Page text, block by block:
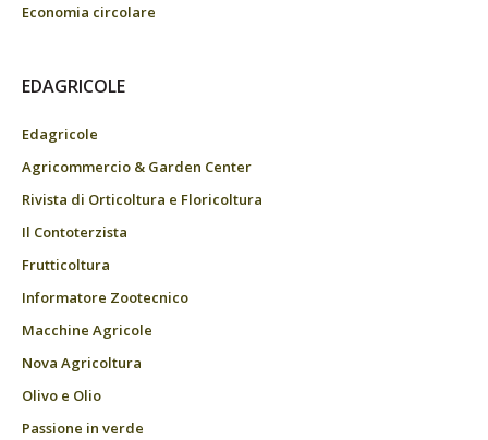
Economia circolare
EDAGRICOLE
Edagricole
Agricommercio & Garden Center
Rivista di Orticoltura e Floricoltura
Il Contoterzista
Frutticoltura
Informatore Zootecnico
Macchine Agricole
Nova Agricoltura
Olivo e Olio
Passione in verde